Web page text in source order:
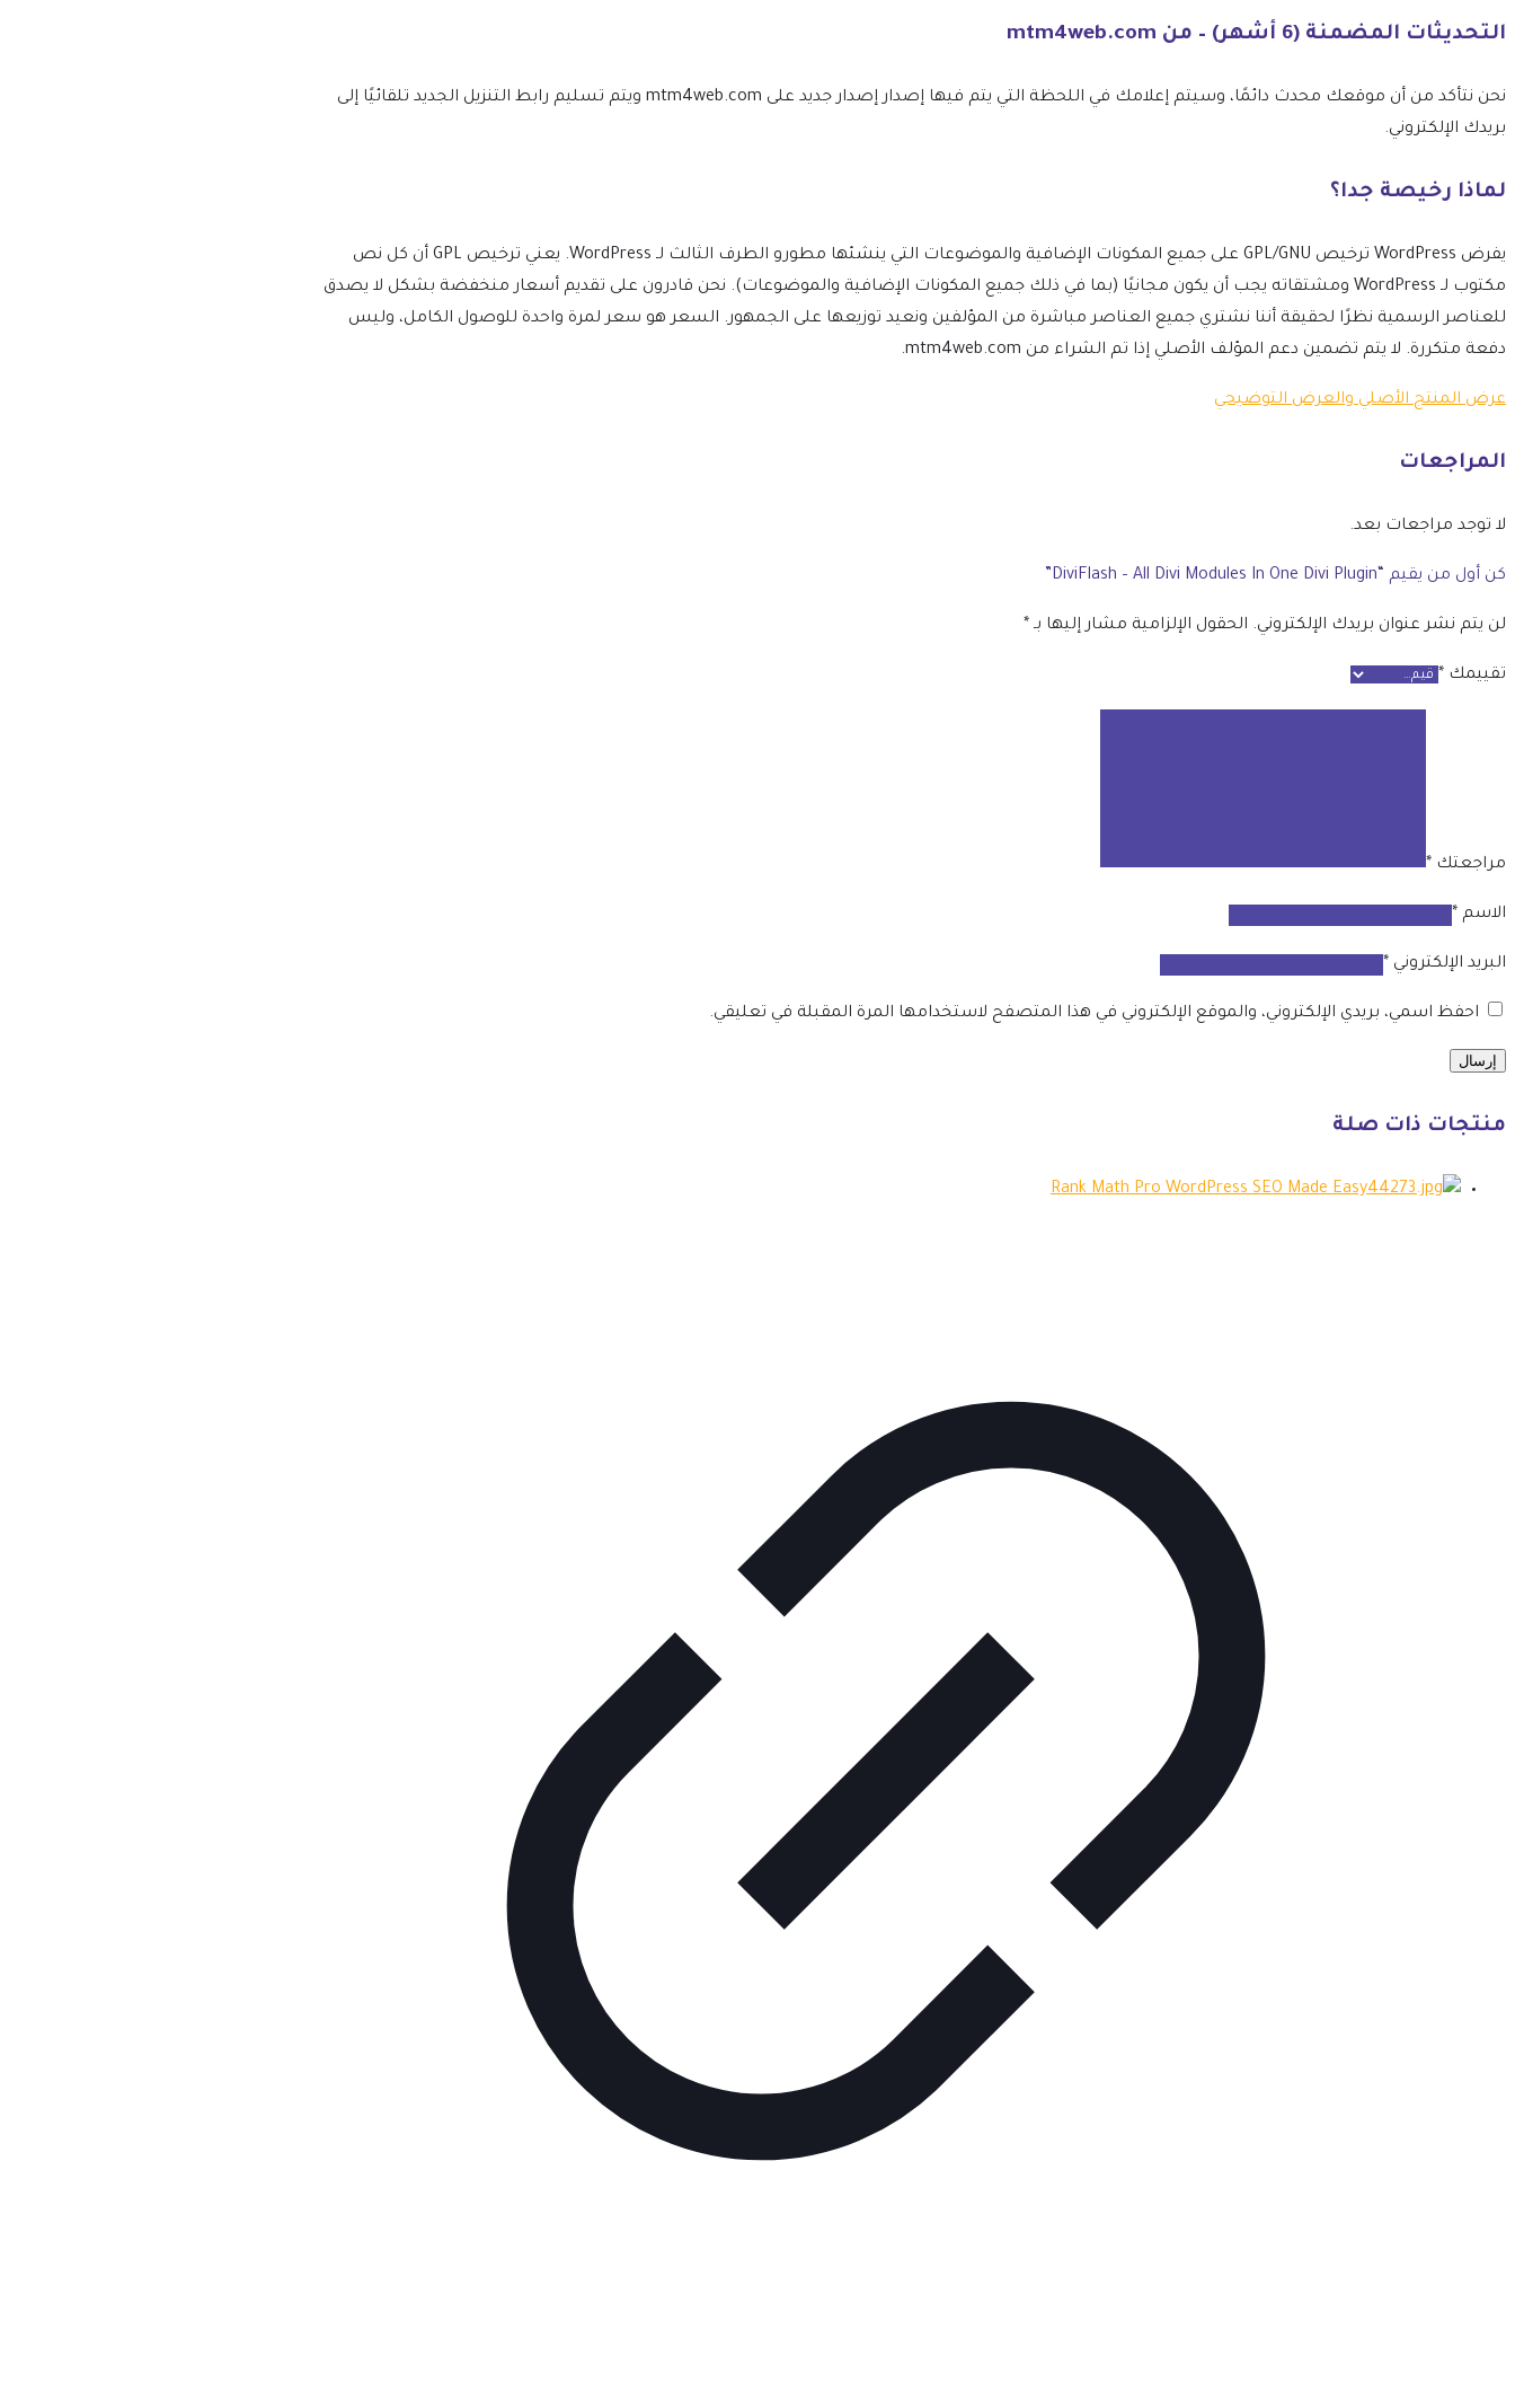
التحديثات المضمنة (6 أشهر) – من mtm4web.com
نحن نتأكد من أن موقعك محدث دائمًا، وسيتم إعلامك في اللحظة التي يتم فيها إصدار إصدار جديد على mtm4web.com ويتم تسليم رابط التنزيل الجديد تلقائيًا إلى
بريدك الإلكتروني.
لماذا رخيصة جدا؟
يفرض WordPress ترخيص GPL/GNU على جميع المكونات الإضافية والموضوعات التي ينشئها مطورو الطرف الثالث لـ WordPress. يعني ترخيص GPL أن كل نص
مكتوب لـ WordPress ومشتقاته يجب أن يكون مجانيًا (بما في ذلك جميع المكونات الإضافية والموضوعات). نحن قادرون على تقديم أسعار منخفضة بشكل لا يصدق
للعناصر الرسمية نظرًا لحقيقة أننا نشتري جميع العناصر مباشرة من المؤلفين ونعيد توزيعها على الجمهور. السعر هو سعر لمرة واحدة للوصول الكامل، وليس
دفعة متكررة. لا يتم تضمين دعم المؤلف الأصلي إذا تم الشراء من mtm4web.com.
عرض المنتج الأصلي والعرض التوضيحي
المراجعات
لا توجد مراجعات بعد.
كن أول من يقيم “DiviFlash – All Divi Modules In One Divi Plugin”
لن يتم نشر عنوان بريدك الإلكتروني. الحقول الإلزامية مشار إليها بـ *
تقييمك *
مراجعتك *
الاسم *
البريد الإلكتروني *
احفظ اسمي، بريدي الإلكتروني، والموقع الإلكتروني في هذا المتصفح لاستخدامها المرة المقبلة في تعليقي.
منتجات ذات صلة